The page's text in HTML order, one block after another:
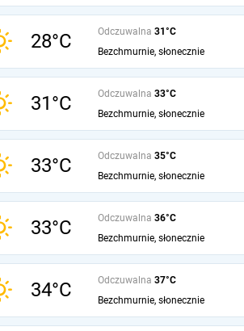
28°C Odczuwalna 31°C
Bezchmurnie, słonecznie
31°C Odczuwalna 33°C
Bezchmurnie, słonecznie
33°C Odczuwalna 35°C
Bezchmurnie, słonecznie
33°C Odczuwalna 36°C
Bezchmurnie, słonecznie
34°C Odczuwalna 37°C
Bezchmurnie, słonecznie